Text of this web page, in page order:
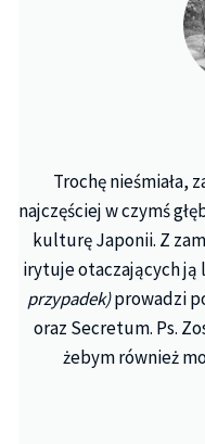
Trochę nieśmiała,
najczęściej w czymś
kulturę Japonii. Z
irytuje otaczających ją
przypadek)prowadzi
oraz Secretum. Ps.
żebym również